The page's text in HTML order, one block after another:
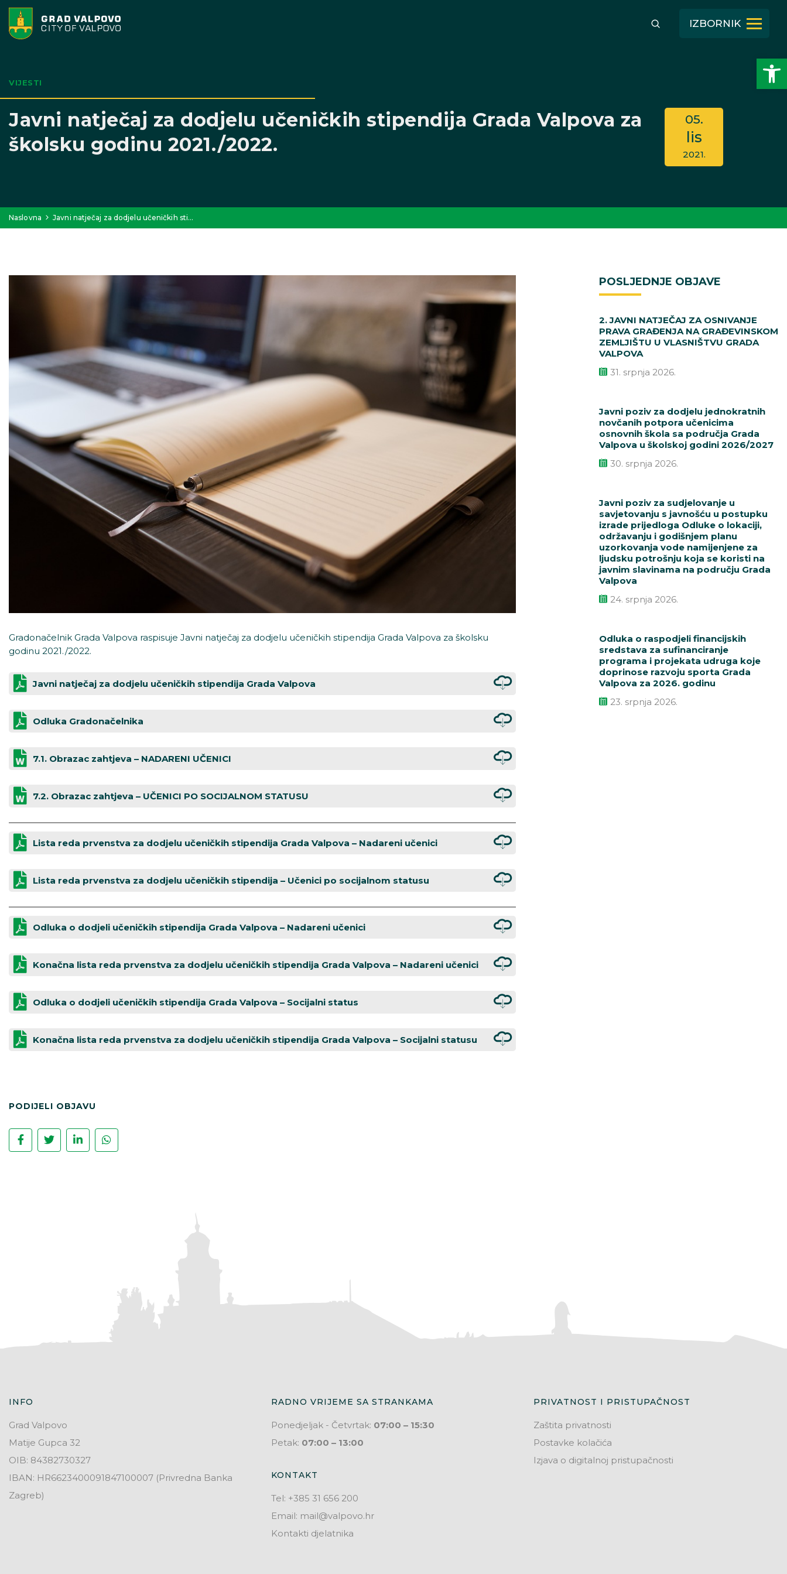
Open toolbar
IZBORNIK
VIJESTI
Javni natječaj za dodjelu učeničkih stipendija Grada Valpova za
školsku godinu 2021./2022.
05.
lis
2021.
Naslovna Javni natječaj za dodjelu učeničkih sti…
Gradonačelnik Grada Valpova raspisuje Javni natječaj za dodjelu učeničkih stipendija Grada Valpova za školsku
godinu 2021./2022.
Javni natječaj za dodjelu učeničkih stipendija Grada Valpova
Odluka Gradonačelnika
7.1. Obrazac zahtjeva – NADARENI UČENICI
7.2. Obrazac zahtjeva – UČENICI PO SOCIJALNOM STATUSU
Lista reda prvenstva za dodjelu učeničkih stipendija Grada Valpova – Nadareni učenici
Lista reda prvenstva za dodjelu učeničkih stipendija – Učenici po socijalnom statusu
Odluka o dodjeli učeničkih stipendija Grada Valpova – Nadareni učenici
Konačna lista reda prvenstva za dodjelu učeničkih stipendija Grada Valpova – Nadareni učenici
Odluka o dodjeli učeničkih stipendija Grada Valpova – Socijalni status
Konačna lista reda prvenstva za dodjelu učeničkih stipendija Grada Valpova – Socijalni statusu
PODIJELI OBJAVU
POSLJEDNJE OBJAVE
2. JAVNI NATJEČAJ ZA OSNIVANJE
PRAVA GRAĐENJA NA GRAĐEVINSKOM
ZEMLJIŠTU U VLASNIŠTVU GRADA
VALPOVA
31. srpnja 2026.
Javni poziv za dodjelu jednokratnih
novčanih potpora učenicima
osnovnih škola sa područja Grada
Valpova u školskoj godini 2026/2027
30. srpnja 2026.
Javni poziv za sudjelovanje u
savjetovanju s javnošću u postupku
izrade prijedloga Odluke o lokaciji,
održavanju i godišnjem planu
uzorkovanja vode namijenjene za
ljudsku potrošnju koja se koristi na
javnim slavinama na području Grada
Valpova
24. srpnja 2026.
Odluka o raspodjeli financijskih
sredstava za sufinanciranje
programa i projekata udruga koje
doprinose razvoju sporta Grada
Valpova za 2026. godinu
23. srpnja 2026.
INFO
Grad Valpovo
Matije Gupca 32
OIB: 84382730327
IBAN: HR6623400091847100007 (Privredna Banka
Zagreb)
RADNO VRIJEME SA STRANKAMA
Ponedjeljak - Četvrtak: 07:00 – 15:30
Petak: 07:00 – 13:00
KONTAKT
Tel: +385 31 656 200
Email: mail@valpovo.hr
Kontakti djelatnika
PRIVATNOST I PRISTUPAČNOST
Zaštita privatnosti
Postavke kolačića
Izjava o digitalnoj pristupačnosti